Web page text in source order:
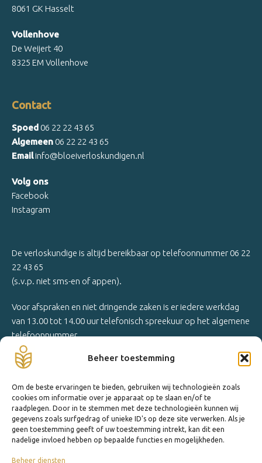
Beheer toestemming
Om de beste ervaringen te bieden, gebruiken wij technologieën zoals
cookies om informatie over je apparaat op te slaan en/of te
raadplegen. Door in te stemmen met deze technologieën kunnen wij
gegevens zoals surfgedrag of unieke ID's op deze site verwerken. Als je
geen toestemming geeft of uw toestemming intrekt, kan dit een
nadelige invloed hebben op bepaalde functies en mogelijkheden.
Beheer diensten
8061 GK Hasselt
Vollenhove
De Weijert 40
8325 EM Vollenhove
Contact
Spoed 06 22 22 43 65
Algemeen 06 22 22 43 65
Emailinfo@bloeiverloskundigen.nl
Volg ons
Facebook
Instagram
De verloskundige is altijd bereikbaar op telefoonnummer 06 22
22 43 65
(s.v.p. niet sms-en of appen).
Voor afspraken en niet dringende zaken is er iedere werkdag
van 13.00 tot 14.00 uur telefonisch spreekuur op het algemene
telefoonnummer.